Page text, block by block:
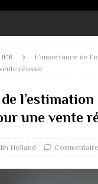
L’importance de
réussie
l’estimation
une vente
Holland